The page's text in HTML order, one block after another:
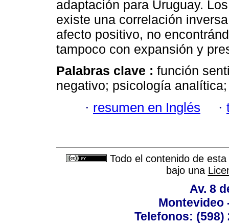
adaptación para Uruguay.
existe una correlación
afecto positivo, no
tampoco con expansión y
Palabras clave : función
negativo; psicología
· resumen en Inglés ·
Todo el contenido de
bajo una
Av. 8
Montevideo
Telefonos: (598)